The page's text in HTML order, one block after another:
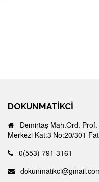
DOKUNMATIKCI
Demirtaş Mah.Ord.
Merkezi Kat:3 No:20/301
0(553) 791-3161